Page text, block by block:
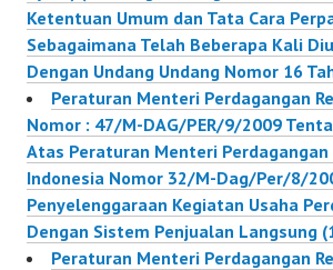
Ketentuan Umum dan Tata Cara
Sebagaimana Telah Beberapa Kali
Dengan Undang Undang Nomor 16
Peraturan Menteri Perdagangan
Nomor : 47/M-DAG/PER/9/2009
Atas Peraturan Menteri Perdagangan
Indonesia Nomor 32/M-Dag/Per/8/
Penyelenggaraan Kegiatan Usaha
Dengan Sistem Penjualan Langsung
Peraturan Menteri Perdagangan